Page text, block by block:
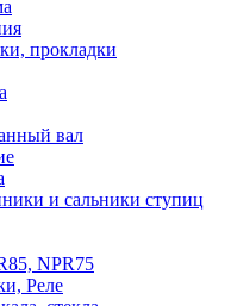
прокладки
вал
и сальники ступиц
NPR75
Реле